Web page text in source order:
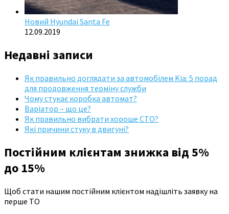
Новий Hyundai Santa Fe
12.09.2019
Недавні записи
Як правильно доглядати за автомобілем Kia: 5 порад
для продовження терміну служби
Чому стукає коробка автомат?
Варіатор – що це?
Як правильно вибрати хороше СТО?
Які причини стуку в двигуні?
Постійним клієнтам знижка від 5%
до 15%
Щоб стати нашим постійним клієнтом надішліть заявку на
перше ТО